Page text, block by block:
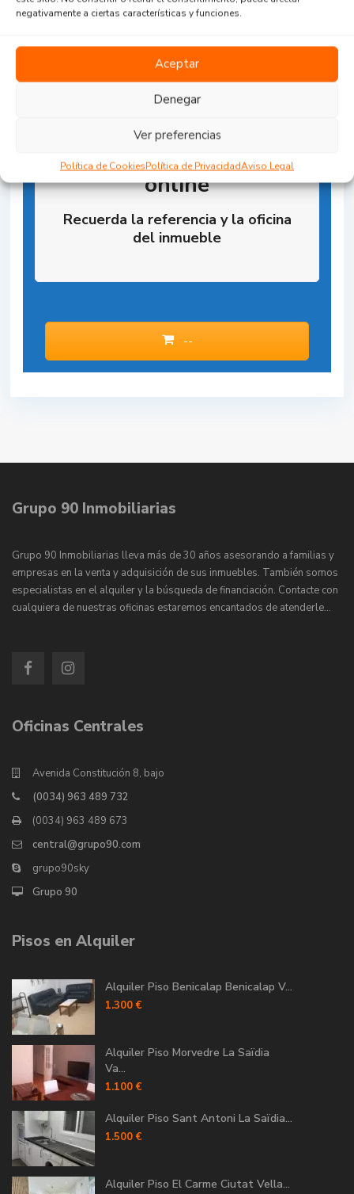
negativamente a ciertas características y funciones.
Aceptar
Denegar
Ver preferencias
Política de CookiesPolítica de PrivacidadAviso Legal
Reserva la Propiedad
online
Recuerda la referencia y la oficina
del inmueble
--
Grupo 90 Inmobiliarias
Grupo 90 Inmobiliarias lleva más de 30 años asesorando a familias y
empresas en la venta y adquisición de sus inmuebles. También somos
especialistas en el alquiler y la búsqueda de financiación. Contacte con
cualquiera de nuestras oficinas estaremos encantados de atenderle…
Oficinas Centrales
Avenida Constitución 8, bajo
(0034) 963 489 732
(0034) 963 489 673
central@grupo90.com
grupo90sky
Grupo 90
Pisos en Alquiler
Alquiler Piso Benicalap Benicalap V...
1.300 €
Alquiler Piso Morvedre La Saïdia
Va...
1.100 €
Alquiler Piso Sant Antoni La Saïdia...
1.500 €
Alquiler Piso El Carme Ciutat Vella...